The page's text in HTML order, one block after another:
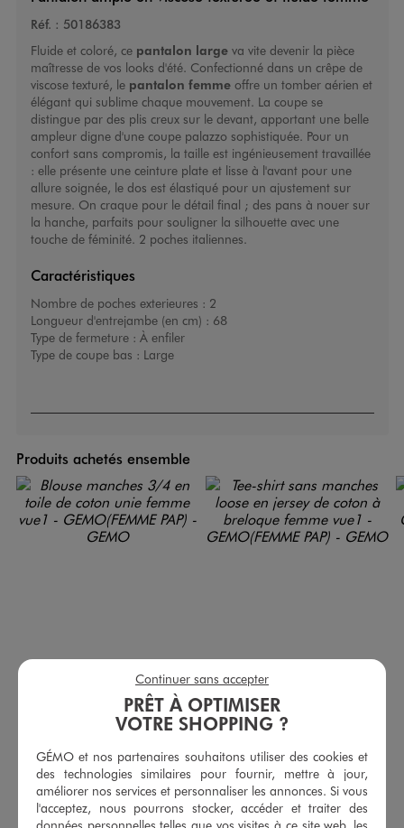
Réf. : 50186383
Fluide et coloré, ce pantalon largeva vite devenir la pièce
maîtresse de vos looks d'été. Confectionné dans un crêpe de
viscose texturé, le pantalon femmeoffre un tomber aérien et
élégant qui sublime chaque mouvement. La coupe se
distingue par des plis creux sur le devant, apportant une belle
ampleur digne d'une coupe palazzo sophistiquée. Pour un
confort sans compromis, la taille est ingénieusement travaillée
: elle présente une ceinture plate et lisse à l'avant pour une
allure soignée, le dos est élastiqué pour un ajustement sur
mesure. On craque pour le détail final ; des pans à nouer sur
la hanche, parfaits pour souligner la silhouette avec une
touche de féminité. 2 poches italiennes.
Caractéristiques
Nombre de poches exterieures : 2
Longueur d'entrejambe (en cm) : 68
Type de fermeture : À enfiler
Type de coupe bas : Large
Produits achetés ensemble
Blouse manches 3/4 en toile de coton unie femme
4.5/5 de moyenne
(15 avis)
Tee-shirt sans manches loose en jersey de coton à breloque femme
12,99 €
-50% sur le 2ème produit d'été
4.5/5 de moyenne
(19 avis)
PRÊT À OPTIMISER
VOTRE SHOPPING ?
GÉMO et nos partenaires souhaitons utiliser des cookies et
des technologies similaires pour fournir, mettre à jour,
améliorer nos services et personnaliser les annonces. Si vous
l'acceptez, nous pourrons stocker, accéder et traiter des
Continuer sans accepter